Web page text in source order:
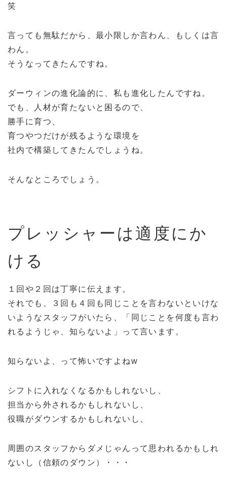
笑
言っても無駄だから、最小限しか言わん、もしくは言
わん。
そうなってきたんですね。
ダーウィンの進化論的に、私も進化したんですね。
でも、人材が育たないと困るので、
勝手に育つ、
育つやつだけが残るような環境を
社内で構築してきたんでしょうね。
そんなところでしょう。
プレッシャーは適度にか
ける
１回や２回は丁寧に伝えます。
それでも、３回も４回も同じことを言わないといけな
いようなスタッフがいたら、「同じことを何度も言わ
れるようじゃ、知らないよ」って言います。
知らないよ、って怖いですよねw
シフトに入れなくなるかもしれないし、
担当から外されるかもしれないし、
役職がダウンするかもしれないし、
周囲のスタッフからダメじゃんって思われるかもしれ
ないし（信頼のダウン）・・・